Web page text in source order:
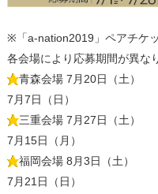
※「a-nation2019」ペアチケ
各会場により応募期間が異な
青森会場 7月20日（
7月7日（日）
三重会場 7月27日（
7月15日（月）
福岡会場 8月3日（土
7月21日（日）